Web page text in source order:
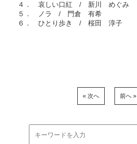
４． 哀しい口紅 / 新川 めぐみ
５． ノラ / 門倉 有希
６． ひとり歩き / 桜田 淳子
« 次へ 前へ »